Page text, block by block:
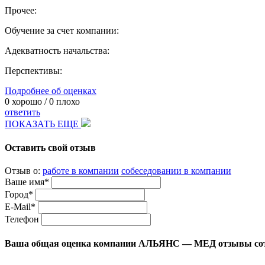
Прочее:
Обучение за счет компании:
Адекватность начальства:
Перспективы:
Подробнее об оценках
0 хорошо /0 плохо
ответить
ПОКАЗАТЬ ЕЩЕ
Оставить свой отзыв
Отзыв о: работе в компании собеседовании в компании
Ваше имя*
Город*
E-Mail*
Телефон
Ваша общая оценка компании АЛЬЯНС — МЕД отзывы